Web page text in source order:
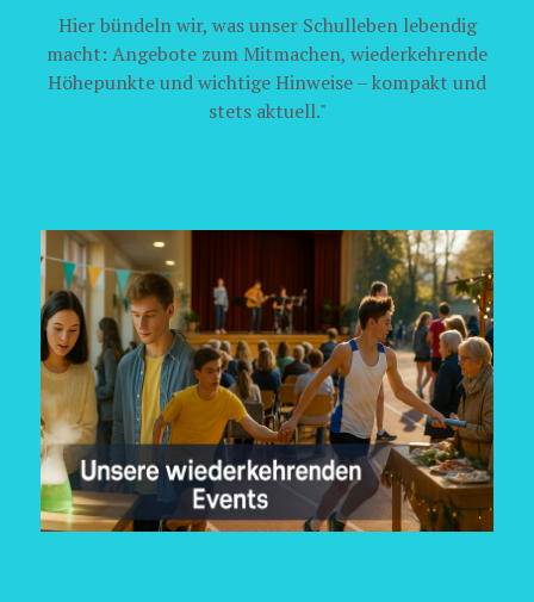
Hier bündeln wir, was unser Schulleben lebendig
macht: Angebote zum Mitmachen, wiederkehrende
Höhepunkte und wichtige Hinweise – kompakt und
stets aktuell."